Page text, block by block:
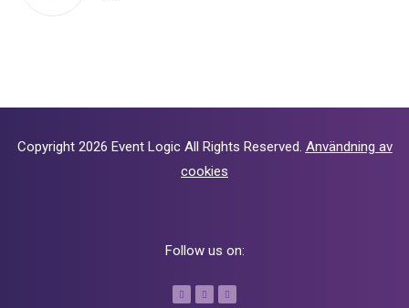
Copyright 2026 Event Logic All Rights Reserved. Användning av
cookies
Follow us on: